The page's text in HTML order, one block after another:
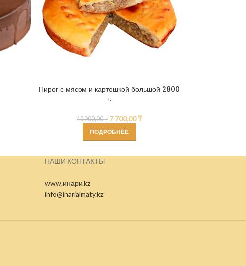
Пирог с мясом и картошкой большой 2800
г.
10 000,00₸ 7 700,00₸
ПОДРОБНЕЕ
НАШИ КОНТАКТЫ
www.инари.kz
info@inarialmaty.kz